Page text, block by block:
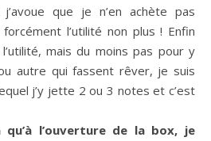
que je n’en achète pas
l’utilité non plus ! Enfin
mais du moins pas pour y
autre qui fassent rêver, je suis
j’y jette 2 ou 3 notes et c’est
qu’à l’ouverture de la box, je